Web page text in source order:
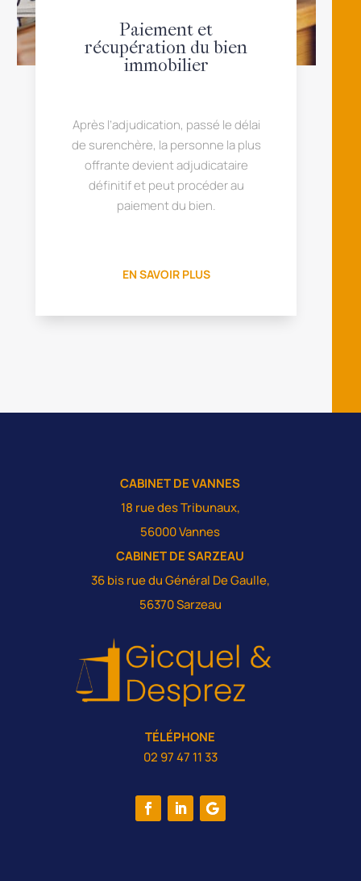
Paiement et
récupération du bien
immobilier
Après l’adjudication, passé le délai
de surenchère, la personne la plus
offrante devient adjudicataire
définitif et peut procéder au
paiement du bien.
EN SAVOIR PLUS
CABINET DE VANNES
18 rue des Tribunaux,
56000 Vannes
CABINET DE SARZEAU
36 bis rue du Général De Gaulle,
56370 Sarzeau
TÉLÉPHONE
02 97 47 11 33